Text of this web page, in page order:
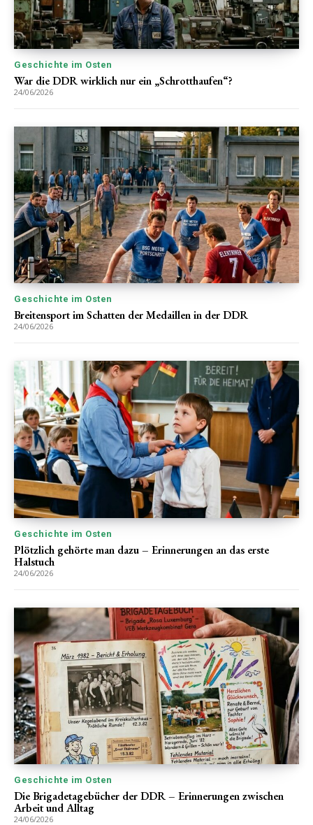
Geschichte im Osten
War die DDR wirklich nur ein „Schrotthaufen“?
24/06/2026
Geschichte im Osten
Breitensport im Schatten der Medaillen in der DDR
24/06/2026
Geschichte im Osten
Plötzlich gehörte man dazu – Erinnerungen an das erste
Halstuch
24/06/2026
Geschichte im Osten
Die Brigadetagebücher der DDR – Erinnerungen zwischen
Arbeit und Alltag
24/06/2026